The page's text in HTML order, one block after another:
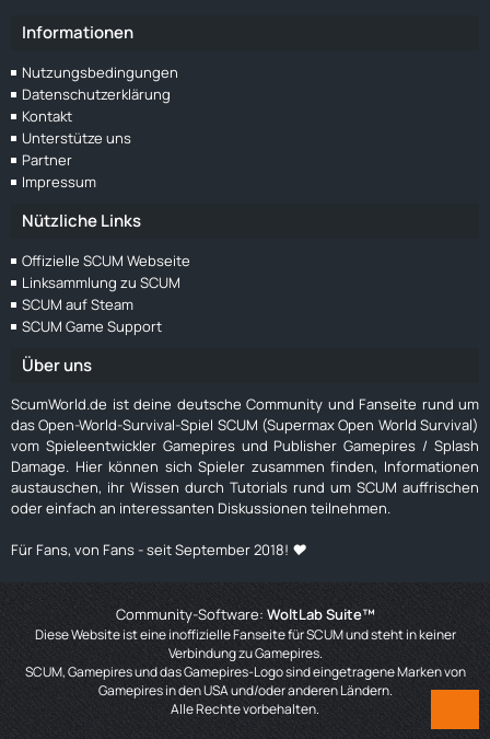
Informationen
Nutzungsbedingungen
Datenschutzerklärung
Kontakt
Unterstütze uns
Partner
Impressum
Nützliche Links
Offizielle SCUM Webseite
Linksammlung zu SCUM
SCUM auf Steam
SCUM Game Support
Über uns
ScumWorld.de ist deine deutsche Community und Fanseite rund um
das Open-World-Survival-Spiel SCUM (Supermax Open World Survival)
vom Spieleentwickler Gamepires und Publisher Gamepires / Splash
Damage. Hier können sich Spieler zusammen finden, Informationen
austauschen, ihr Wissen durch Tutorials rund um SCUM auffrischen
oder einfach an interessanten Diskussionen teilnehmen.
Für Fans, von Fans - seit September 2018! ❤️
Community-Software: WoltLab Suite™
Diese Website ist eine inoffizielle Fanseite für SCUM und steht in keiner
Verbindung zu Gamepires.
SCUM, Gamepires und das Gamepires-Logo sind eingetragene Marken von
Gamepires in den USA und/oder anderen Ländern.
Alle Rechte vorbehalten.